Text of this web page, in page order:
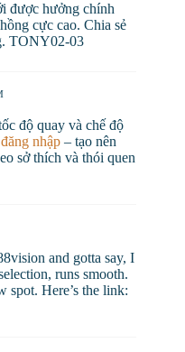
được hưởng chính
cực cao. Chia sẻ
TONY02-03
độ quay và chế độ
nhập – tạo nên
sở thích và thói quen
and gotta say, I
runs smooth.
spot. Here’s the link: